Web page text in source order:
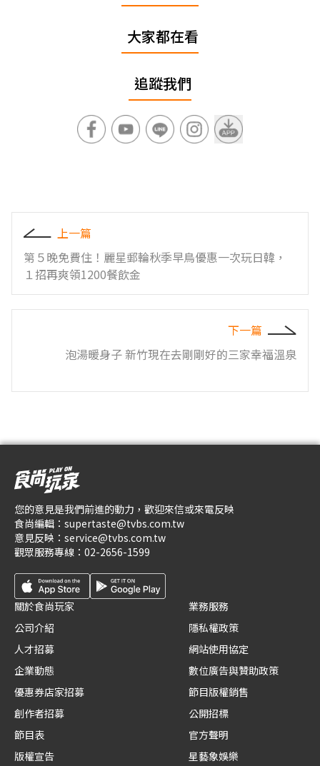
大家都在看
追蹤我們
上一篇
第５晚免費住！麗星郵輪秋季早鳥優惠一次玩日韓，
１招再爽領1200餐飲金
下一篇
泡湯暖身子 新竹現在去剛剛好的三家幸福溫泉
您的意見是我們前進的動力，歡迎來信或來電反映
食尚編輯： supertaste@tvbs.com.tw
意見反映： service@tvbs.com.tw
觀眾服務專線： 02-2656-1599
關於食尚玩家
公司介紹
人才招募
企業動態
優惠券店家招募
創作者招募
節目表
版權宣告
業務服務
隱私權政策
網站使用協定
數位廣告與贊助政策
節目版權銷售
公開招標
官方聲明
星藝象娛樂